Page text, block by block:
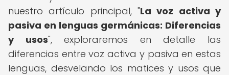
nuestro artículo principal, "La voz activa y
pasiva en lenguas germánicas: Diferencias
y usos", exploraremos en detalle las
diferencias entre voz activa y pasiva en estas
lenguas, desvelando los matices y usos que